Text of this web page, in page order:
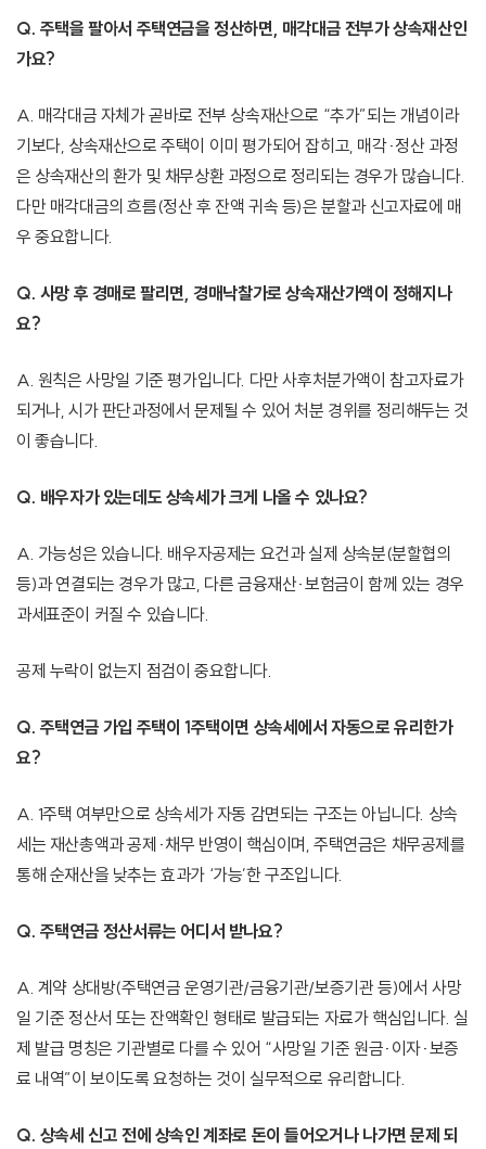
Q. 주택을 팔아서 주택연금을 정산하면, 매각대금 전부가 상속재산인
가요?
A. 매각대금 자체가 곧바로 전부 상속재산으로 “추가”되는 개념이라
기보다, 상속재산으로 주택이 이미 평가되어 잡히고, 매각·정산 과정
은 상속재산의 환가 및 채무상환 과정으로 정리되는 경우가 많습니다.
다만 매각대금의 흐름(정산 후 잔액 귀속 등)은 분할과 신고자료에 매
우 중요합니다.
Q. 사망 후 경매로 팔리면, 경매낙찰가로 상속재산가액이 정해지나
요?
A. 원칙은 사망일 기준 평가입니다. 다만 사후처분가액이 참고자료가
되거나, 시가 판단과정에서 문제될 수 있어 처분 경위를 정리해두는 것
이 좋습니다.
Q. 배우자가 있는데도 상속세가 크게 나올 수 있나요?
A. 가능성은 있습니다. 배우자공제는 요건과 실제 상속분(분할협의
등)과 연결되는 경우가 많고, 다른 금융재산·보험금이 함께 있는 경우
과세표준이 커질 수 있습니다.
공제 누락이 없는지 점검이 중요합니다.
Q. 주택연금 가입 주택이 1주택이면 상속세에서 자동으로 유리한가
요?
A. 1주택 여부만으로 상속세가 자동 감면되는 구조는 아닙니다. 상속
세는 재산총액과 공제·채무 반영이 핵심이며, 주택연금은 채무공제를
통해 순재산을 낮추는 효과가 ‘가능’한 구조입니다.
Q. 주택연금 정산서류는 어디서 받나요?
A. 계약 상대방(주택연금 운영기관/금융기관/보증기관 등)에서 사망
일 기준 정산서 또는 잔액확인 형태로 발급되는 자료가 핵심입니다. 실
제 발급 명칭은 기관별로 다를 수 있어 “사망일 기준 원금·이자·보증
료 내역”이 보이도록 요청하는 것이 실무적으로 유리합니다.
Q. 상속세 신고 전에 상속인 계좌로 돈이 들어오거나 나가면 문제 되